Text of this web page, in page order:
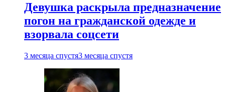
Девушка раскрыла предназначение
погон на гражданской одежде и
взорвала соцсети
3 месяца спустя3 месяца спустя